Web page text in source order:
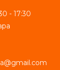
- 17:30